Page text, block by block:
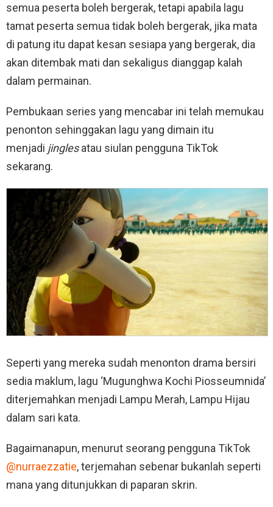
semua peserta boleh bergerak, tetapi apabila lagu
tamat peserta semua tidak boleh bergerak, jika mata
di patung itu dapat kesan sesiapa yang bergerak, dia
akan ditembak mati dan sekaligus dianggap kalah
dalam permainan.
Pembukaan series yang mencabar ini telah memukau
penonton sehinggakan lagu yang dimain itu
menjadi jinglesatau siulan pengguna TikTok
sekarang.
Seperti yang mereka sudah menonton drama bersiri
sedia maklum, lagu ‘Mugunghwa Kochi Piosseumnida’
diterjemahkan menjadi Lampu Merah, Lampu Hijau
dalam sari kata.
Bagaimanapun, menurut seorang pengguna TikTok
@nurraezzatie, terjemahan sebenar bukanlah seperti
mana yang ditunjukkan di paparan skrin.